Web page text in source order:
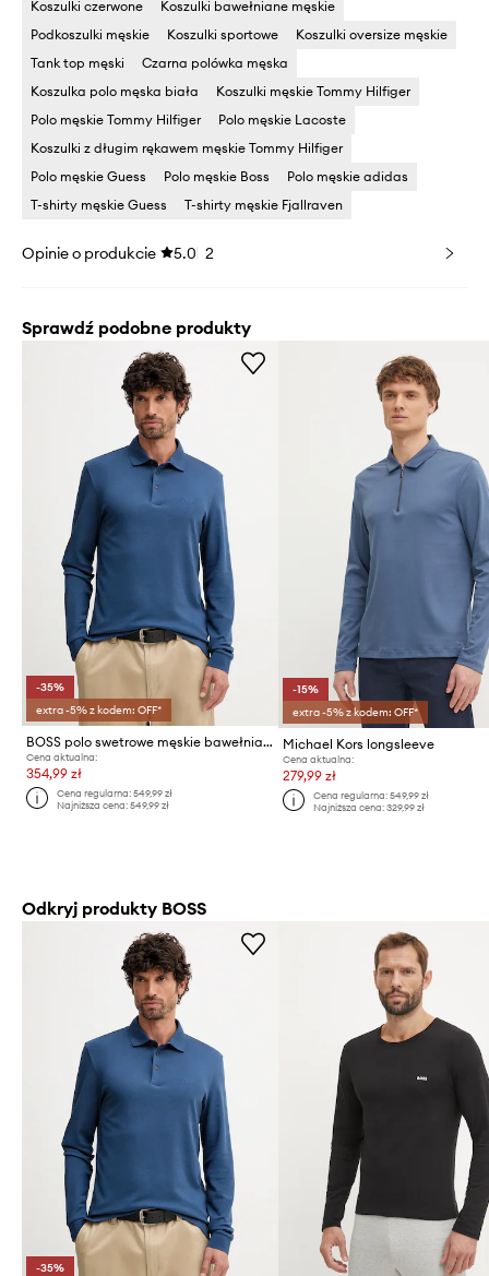
Koszulki czerwone
Koszulki bawełniane męskie
Podkoszulki męskie
Koszulki sportowe
Koszulki oversize męskie
Tank top męski
Czarna polówka męska
Koszulka polo męska biała
Koszulki męskie Tommy Hilfiger
Polo męskie Tommy Hilfiger
Polo męskie Lacoste
Koszulki z długim rękawem męskie Tommy Hilfiger
Polo męskie Guess
Polo męskie Boss
Polo męskie adidas
T-shirty męskie Guess
T-shirty męskie Fjallraven
Opinie o produkcie 5.0 2
Sprawdź podobne produkty
-35%
extra -5% z kodem: OFF*
BOSS polo swetrowe męskie bawełniane Pado 30
Cena aktualna:
354,99 zł
Cena regularna:549,99 zł
Najniższa cena:549,99 zł
-15%
extra -5% z kodem: OFF*
Michael Kors longsleeve
Cena aktualna:
279,99 zł
Cena regularna: 549,99 zł
Najniższa cena: 329,99 zł
Odkryj produkty BOSS
-35%